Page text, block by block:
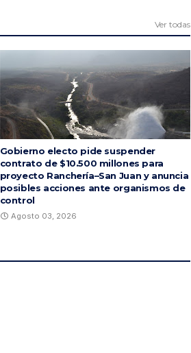
Ver todas
Gobierno electo pide suspender
contrato de $10.500 millones para
proyecto Ranchería–San Juan y anuncia
posibles acciones ante organismos de
control
Agosto 03, 2026